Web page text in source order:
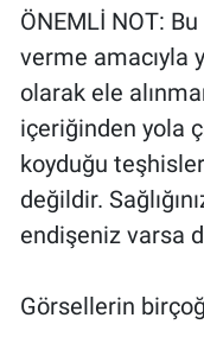
ÖNEMLİ NOT:
verme amacıyla
olarak ele
içeriğinden yola
koyduğu
değildir.
endişeniz varsa
Görsellerin